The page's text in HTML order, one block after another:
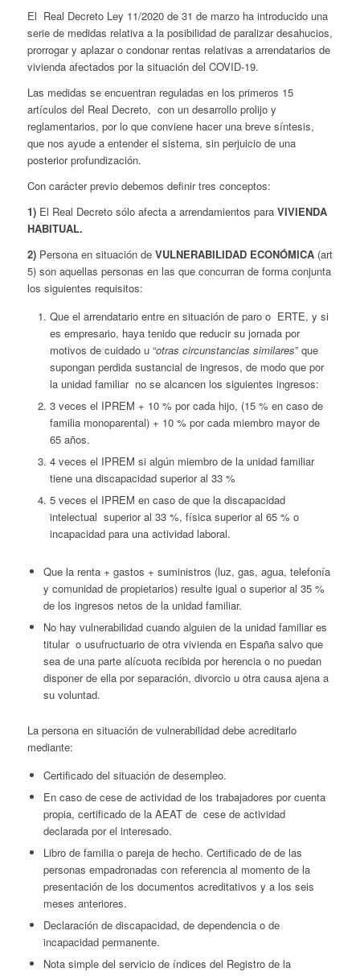
El Real Decreto Ley 11/2020 de 31 de marzo ha introducido una
serie de medidas relativa a la posibilidad de paralizar desahucios,
prorrogar y aplazar o condonar rentas relativas a arrendatarios de
vivienda afectados por la situación del COVID-19.
Las medidas se encuentran reguladas en los primeros 15
artículos del Real Decreto, con un desarrollo prolijo y
reglamentarios, por lo que conviene hacer una breve síntesis,
que nos ayude a entender el sistema, sin perjuicio de una
posterior profundización.
Con carácter previo debemos definir tres conceptos:
1)El Real Decreto sólo afecta a arrendamientos para VIVIENDA
HABITUAL.
2)Persona en situación deVULNERABILIDAD ECONÓMICA(art
5) son aquellas personas en las que concurran de forma conjunta
los siguientes requisitos:
Que el arrendatario entre en situación de paro o ERTE, y si
es empresario, haya tenido que reducir su jornada por
motivos de cuidado u “otras circunstancias similares” que
supongan perdida sustancial de ingresos, de modo que por
la unidad familiar no se alcancen los siguientes ingresos:
3 veces el IPREM + 10 % por cada hijo, (15 % en caso de
familia monoparental) + 10 % por cada miembro mayor de
65 años.
4 veces el IPREM si algún miembro de la unidad familiar
tiene una discapacidad superior al 33 %
5 veces el IPREM en caso de que la discapacidad
intelectual superior al 33 %, física superior al 65 % o
incapacidad para una actividad laboral.
Que la renta + gastos + suministros (luz, gas, agua, telefonía
y comunidad de propietarios) resulte igual o superior al 35 %
de los ingresos netos de la unidad familiar.
No hay vulnerabilidad cuando alguien de la unidad familiar es
titular o usufructuario de otra vivienda en España salvo que
sea de una parte alícuota recibida por herencia o no puedan
disponer de ella por separación, divorcio u otra causa ajena a
su voluntad.
La persona en situación de vulnerabilidad debe acreditarlo
mediante:
Certificado del situación de desempleo.
En caso de cese de actividad de los trabajadores por cuenta
propia, certificado de la AEAT de cese de actividad
declarada por el interesado.
Libro de familia o pareja de hecho. Certificado de de las
personas empadronadas con referencia al momento de la
presentación de los documentos acreditativos y a los seis
meses anteriores.
Declaración de discapacidad, de dependencia o de
incapacidad permanente.
Nota simple del servicio de índices del Registro de la